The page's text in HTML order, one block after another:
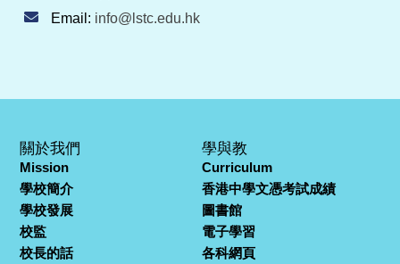
Email: info@lstc.edu.hk
關於我們
Mission
學校簡介
學校發展
校監
校長的話
學與教
Curriculum
香港中學文憑考試成績
圖書館
電子學習
各科網頁